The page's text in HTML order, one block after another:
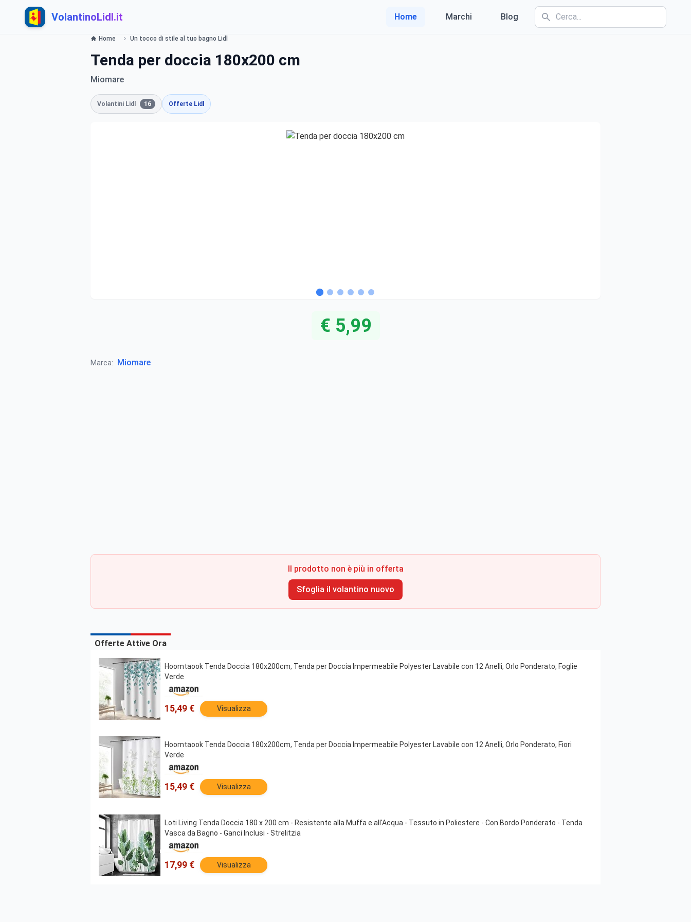
VolantinoLidl.it Home Marchi Blog
Home Un tocco di stile al tuo bagno Lidl
Tenda per doccia 180x200 cm
Miomare
Volantini Lidl 16 Offerte Lidl
€ 5,99
Marca: Miomare
Il prodotto non è più in offerta
Sfoglia il volantino nuovo
Offerte Attive Ora
Hoomtaook Tenda Doccia 180x200cm, Tenda per Doccia Impermeabile Polyester Lavabile con 12 Anelli, Orlo Ponderato, Foglie
Verde
15,49 € Visualizza
Hoomtaook Tenda Doccia 180x200cm, Tenda per Doccia Impermeabile Polyester Lavabile con 12 Anelli, Orlo Ponderato, Fiori
Verde
15,49 € Visualizza
Loti Living Tenda Doccia 180 x 200 cm - Resistente alla Muffa e all'Acqua - Tessuto in Poliestere - Con Bordo Ponderato - Tenda
Vasca da Bagno - Ganci Inclusi - Strelitzia
17,99 € Visualizza